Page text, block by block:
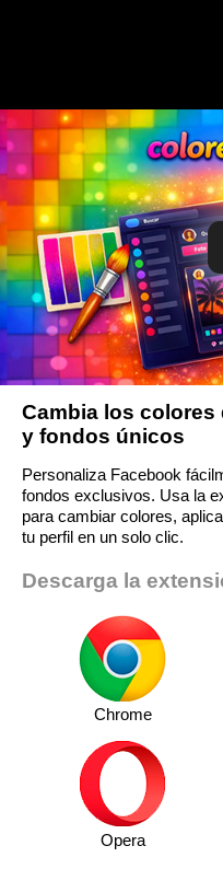
Cambia los colores
y fondos únicos
Personaliza Facebook
fondos exclusivos. Usa la
para cambiar colores,
tu perfil en un solo clic.
Descarga la
Chrome
Opera